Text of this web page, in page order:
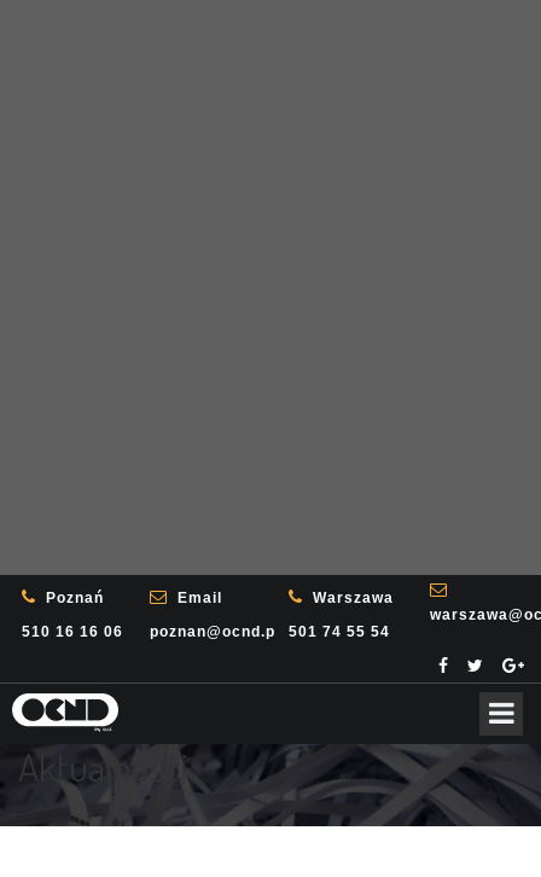
Poznań
510 16 16 06
Email
poznan@ocnd.pl
Warszawa
501 74 55 54
Aktualności